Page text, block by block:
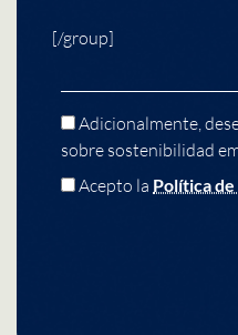
[/group]
Adicionalmente,
sobre sostenibilidad
Acepto la Política